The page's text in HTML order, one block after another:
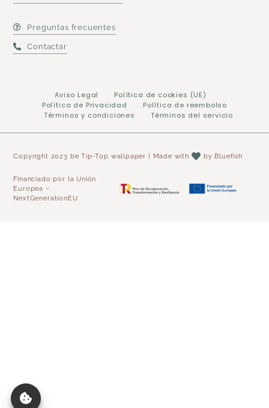
Preguntas frecuentes
Contactar
Aviso Legal
Política de cookies (UE)
Política de Privacidad
Política de reembolso
Términos y condiciones
Términos del servicio
Copyright 2023 be Tip-Top wallpaper | Made with by Bluefish
Financiado por la Unión
Europea –
NextGenerationEU